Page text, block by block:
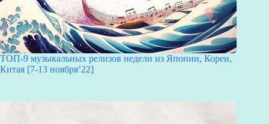
ТОП-9 музыкальных релизов недели из Японии, Кореи,
Китая [7-13 ноября’22]